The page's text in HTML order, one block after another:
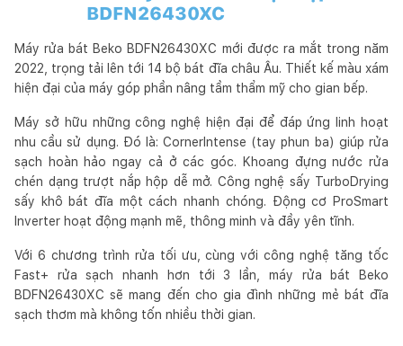
BDFN26430XC
Máy rửa bát Beko BDFN26430XC mới được ra mắt trong năm
2022, trọng tải lên tới 14 bộ bát đĩa châu Âu. Thiết kế màu xám
hiện đại của máy góp phần nâng tầm thẩm mỹ cho gian bếp.
Máy sở hữu những công nghệ hiện đại để đáp ứng linh hoạt
nhu cầu sử dụng. Đó là: CornerIntense (tay phun ba) giúp rửa
sạch hoàn hảo ngay cả ở các góc. Khoang đựng nước rửa
chén dạng trượt nắp hộp dễ mở. Công nghệ sấy TurboDrying
sấy khô bát đĩa một cách nhanh chóng. Động cơ ProSmart
Inverter hoạt động mạnh mẽ, thông minh và đầy yên tĩnh.
Với 6 chương trình rửa tối ưu, cùng với công nghệ tăng tốc
Fast+ rửa sạch nhanh hơn tới 3 lần, máy rửa bát Beko
BDFN26430XC sẽ mang đến cho gia đình những mẻ bát đĩa
sạch thơm mà không tốn nhiều thời gian.